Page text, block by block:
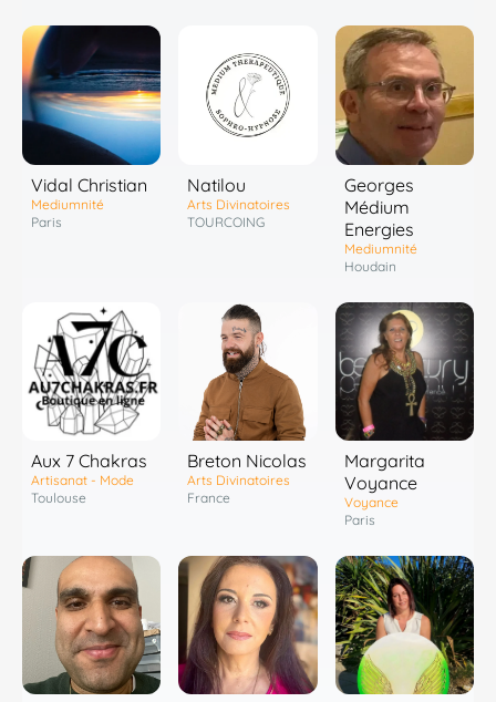
Vidal Christian
Mediumnité
Paris
Natilou
Arts Divinatoires
TOURCOING
Georges
Médium
Energies
Mediumnité
Houdain
Aux 7 Chakras
Artisanat - Mode
Toulouse
Breton Nicolas
Arts Divinatoires
France
Margarita
Voyance
Voyance
Paris